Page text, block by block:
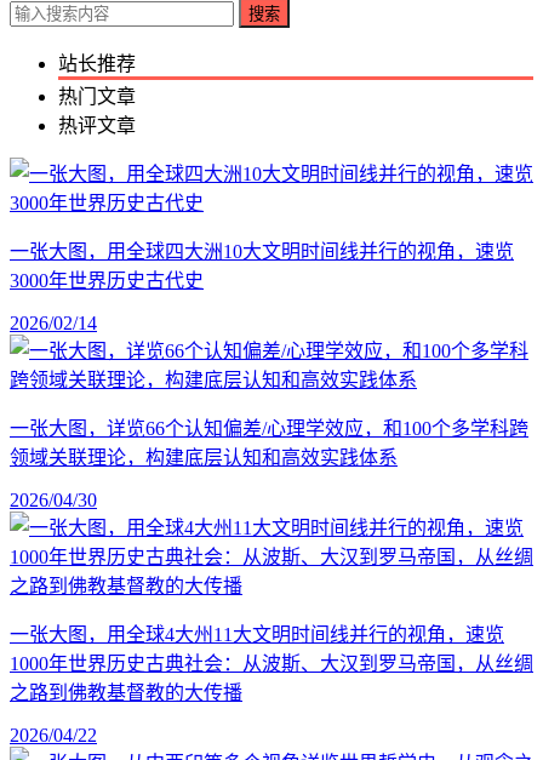
搜索
站长推荐
热门文章
热评文章
一张大图，用全球四大洲10大文明时间线并行的视角，速览
3000年世界历史古代史
2026/02/14
一张大图，详览66个认知偏差/心理学效应，和100个多学科跨
领域关联理论，构建底层认知和高效实践体系
2026/04/30
一张大图，用全球4大州11大文明时间线并行的视角，速览
1000年世界历史古典社会：从波斯、大汉到罗马帝国，从丝绸
之路到佛教基督教的大传播
2026/04/22